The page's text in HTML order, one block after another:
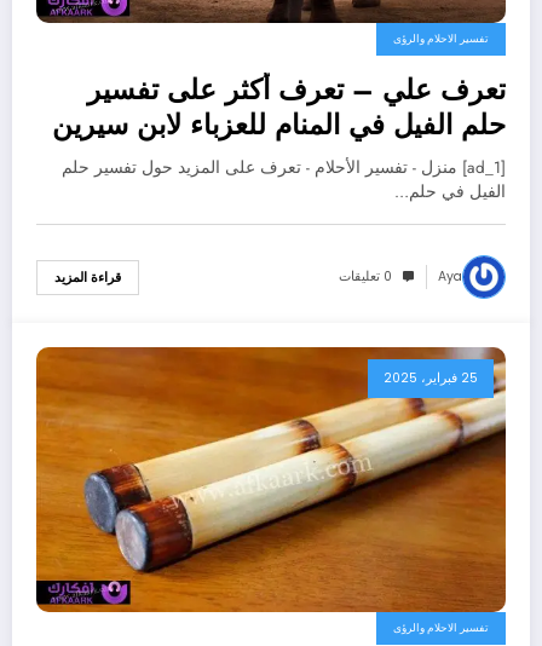
تفسير الاحلام والرؤى
تعرف علي – تعرف أكثر على تفسير
حلم الفيل في المنام للعزباء لابن سيرين
– بالتفصيل
[ad_1] منزل - تفسير الأحلام - تعرف على المزيد حول تفسير حلم
الفيل في حلم…
Aya 0 تعليقات قراءة المزيد
25 فبراير، 2025
تفسير الاحلام والرؤى